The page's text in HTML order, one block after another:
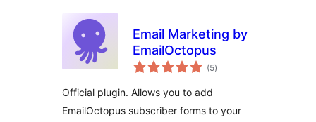
Email Marketing by
EmailOctopus
(5कुल
दर)
Official plugin. Allows you to add
EmailOctopus subscriber forms to your